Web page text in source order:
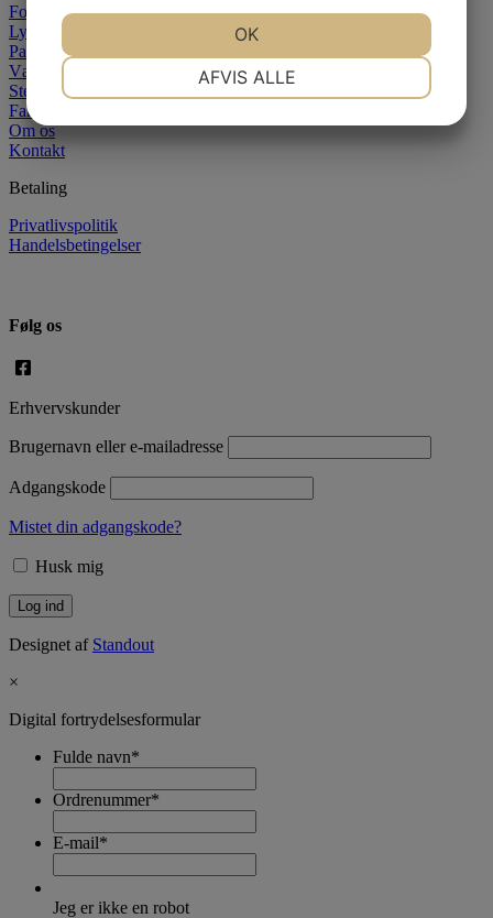
Forside
Lysstøbning
Paraffin
Væger
Stearin
Farver
Om os
Kontakt
Betaling
Privatlivspolitik
Handelsbetingelser
Følg os
Erhvervskunder
Brugernavn eller e-mailadresse
Adgangskode
Mistet din adgangskode?
Husk mig
Designet af Standout
×
Digital fortrydelsesformular
Fulde navn*
Ordrenummer*
E-mail*
Jeg er ikke en robot
AFVIS ALLE
OK